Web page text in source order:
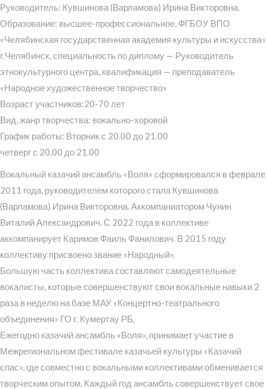
Руководитель: Кувшинова (Варламова) Ирина Викторовна.
Образование: высшее-профессиональное, ФГБОУ ВПО
«Челябинская государственная академия культуры и искусства»
г.Челябинск, специальность по диплому — Руководитель
этнокультурного центра, квалификация — преподаватель
«Народное художественное творчество»
Возраст участников:20-70 лет
Вид, жанр творчества: вокально-хоровой
График работы: Вторник с 20.00 до 21.00
четверг с 20.00 до 21.00
Вокальный казачий ансамбль «Воля» сформировался в феврале
2011 года, руководителем которого стала Кувшинова
(Варламова) Ирина Викторовна. Аккомпаниатором Чунин
Виталий Александрович. С 2022 года в коллективе
аккомпанирует Каримов Фаиль Фанилович. В 2015 году
коллективу присвоено звание «Народный».
Большую часть коллектива составляют самодеятельные
вокалисты, которые совершенствуют свои вокальные навыки 2
раза в неделю на базе МАУ «Концертно-театрального
объединения» ГО г. Кумертау РБ.
Ежегодно казачий ансамбль «Воля», принимает участие в
Межрегиональном фестивале казачьей культуры «Казачий
спас», где совместно с вокальными коллективами обменивается
творческим опытом. Каждый год ансамбль совершенствует свое